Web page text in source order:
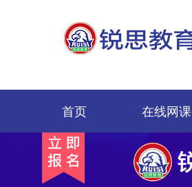
首页 在线网课